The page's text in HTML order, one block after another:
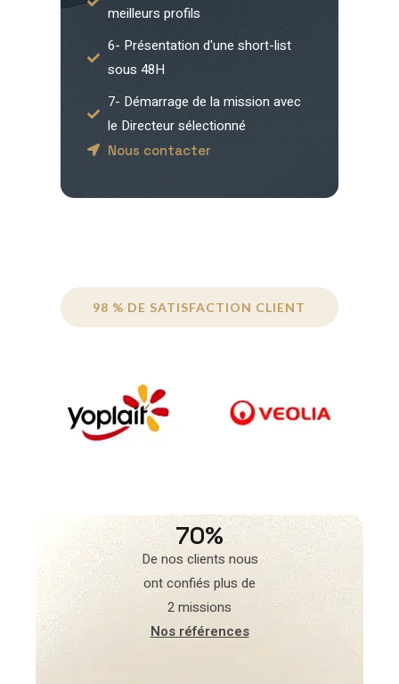
meilleurs profils
6- Présentation d'une short-list
sous 48H
7- Démarrage de la mission avec
le Directeur sélectionné
Nous contacter
98 % DE SATISFACTION CLIENT
70%
De nos clients nous
ont confiés plus de
2 missions
Nos références